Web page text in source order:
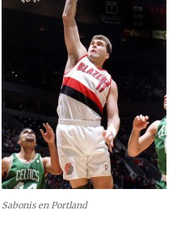
Sabonis en Portland